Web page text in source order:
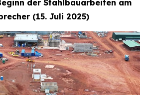
der Stahlbauarbeiten am
(15. Juli 2025)